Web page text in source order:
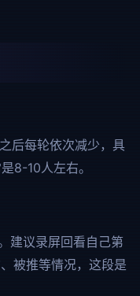
后每轮依次减少，具
8-10人左右。
建议录屏回看自己第
被推等情况，这段是